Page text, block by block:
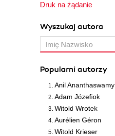
Druk na żądanie
Wyszukaj autora
Popularni autorzy
Anil Ananthaswamy
Adam Józefiok
Witold Wrotek
Aurélien Géron
Witold Krieser